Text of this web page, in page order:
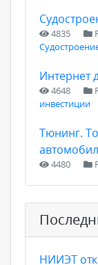
4835
Интернет
4648
инвестиции
Тюнинг.
4480
НИИЭТ